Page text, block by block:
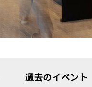
過去のイベント